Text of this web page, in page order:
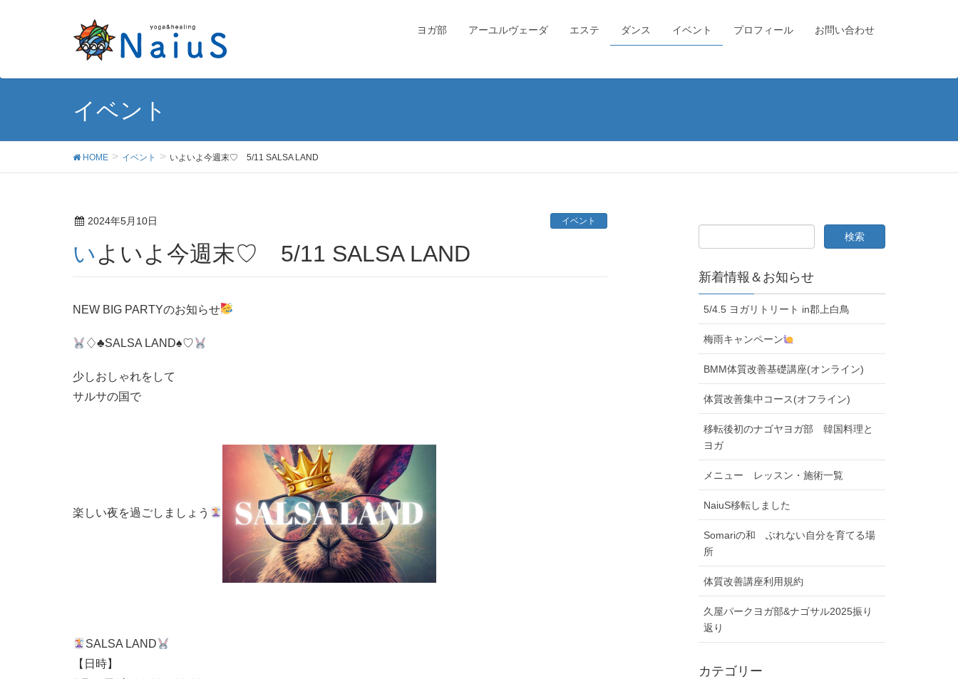
ヨガ部 アーユルヴェーダ エステ ダンス イベント プロフィール お問い合わせ
イベント
HOME イベント いよいよ今週末♡ 5/11 SALSA LAND
2024年5月10日 イベント
いよいよ今週末♡ 5/11 SALSA LAND
NEW BIG PARTYのお知らせ
♢♣︎SALSA LAND♠︎♡
少しおしゃれをして
サルサの国で
楽しい夜を過ごしましょう
SALSA LAND
【日時】
新着情報＆お知らせ
5/4.5 ヨガリトリート in郡上白鳥
梅雨キャンペーン
BMM体質改善基礎講座(オンライン)
体質改善集中コース(オフライン)
移転後初のナゴヤヨガ部 韓国料理と
ヨガ
メニュー レッスン・施術一覧
NaiuS移転しました
Somariの和 ぶれない自分を育てる場
所
体質改善講座利用規約
久屋パークヨガ部&ナゴサル2025振り
返り
カテゴリー